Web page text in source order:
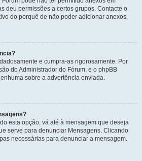
deu permissões a certos grupos. Contacte o
do porquê de não poder adicionar anexos.
e cumpra-as rigorosamente. Por
do Administrador do Fórum, e o phpBB
sobre a advertência enviada.
esta opção, vá até à mensagem que deseja
serve para denunciar Mensagens. Clicando
necessárias para denunciar a mensagem.